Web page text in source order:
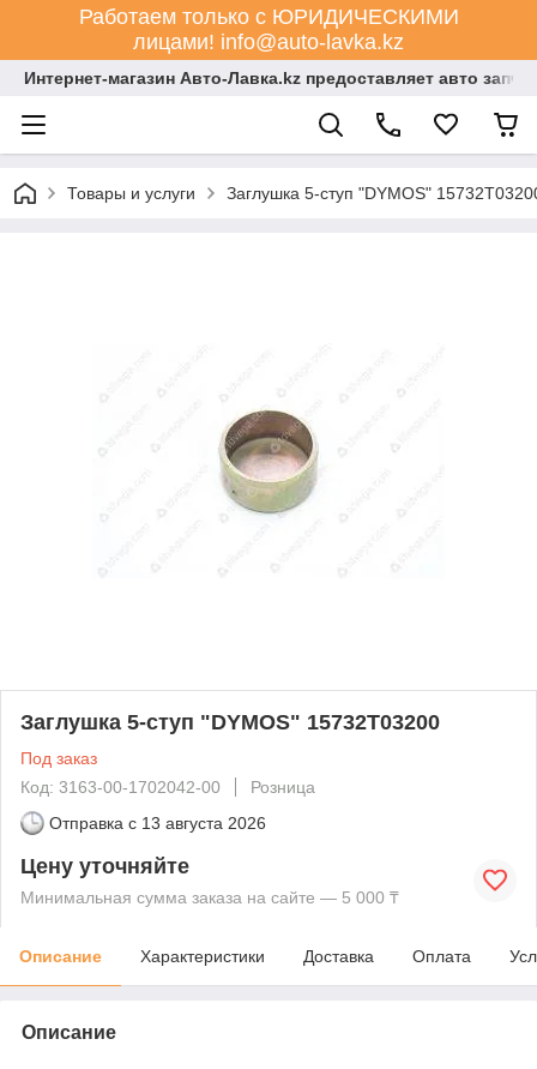
Работаем только с ЮРИДИЧЕСКИМИ
лицами! info@auto-lavka.kz
Интернет-магазин Авто-Лавка.kz предоставляет авто
Товары и услуги Заглушка 5-ступ "DYMOS"
Заглушка 5-ступ "DYMOS" 15732Т03200
Под заказ
Код: 3163-00-1702042-00
Розница
Отправка с 13 августа 2026
Цену уточняйте
Минимальная сумма заказа на сайте — 5 000 ₸
Описание Характеристики Доставка Оплата
Описание